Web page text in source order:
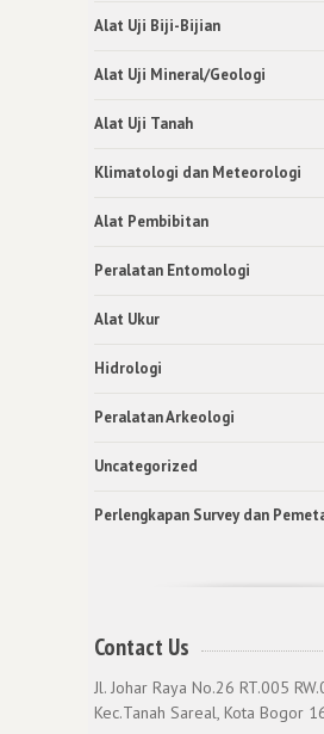
Alat Uji Biji-Bijian
Alat Uji Mineral/Geologi
Alat Uji Tanah
Klimatologi dan Meteorologi
Alat Pembibitan
Peralatan Entomologi
Alat Ukur
Hidrologi
Peralatan Arkeologi
Uncategorized
Perlengkapan Survey dan
Contact Us
Jl. Johar Raya No.26 RT.005
Kec.Tanah Sareal, Kota Bogor